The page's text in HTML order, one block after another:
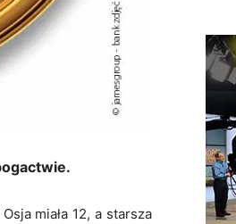
miała 12, a starsza